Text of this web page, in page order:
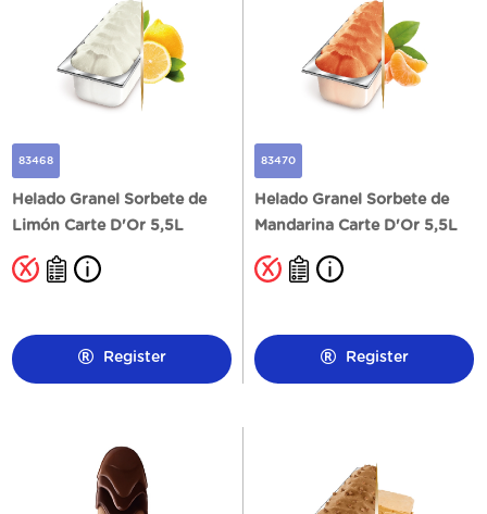
83468
Helado Granel Sorbete de
Limón Carte D'Or 5,5L
Register
83470
Helado Granel Sorbete de
Mandarina Carte D'Or 5,5L
Register